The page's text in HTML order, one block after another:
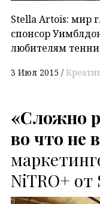
Stella Artois: мир
спонсор
любителям
3 Июл 2015
«Сложно
во что не
NiTRO+ от